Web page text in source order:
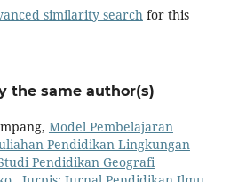
similarity search for this
the same author(s)
Model Pembelajaran
Pendidikan Lingkungan
Pendidikan Geografi